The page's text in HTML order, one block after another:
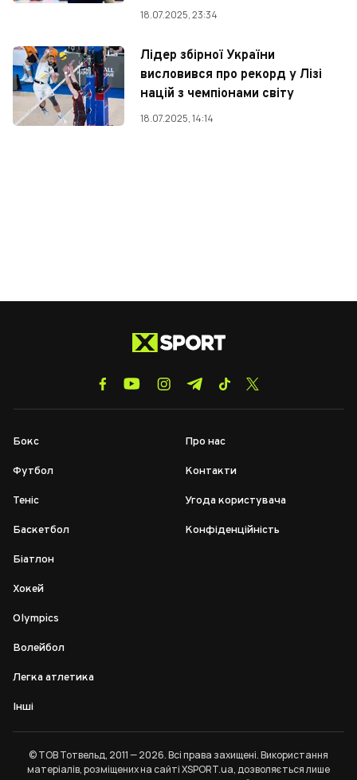
18.07.2025, 23:34
Лідер збірної України
висловився про рекорд у Лізі
націй з чемпіонами світу
18.07.2025, 14:14
Бокс
Футбол
Теніс
Баскетбол
Біатлон
Хокей
Olympics
Волейбол
Легка атлетика
Інші
Про нас
Контакти
Угода користувача
Конфіденційність
© ТОВ Тотвельд, 2011 — 2026. Всі права захищені. Використання
матеріалів, розміщених на сайті XSPORT.ua, дозволяється лише